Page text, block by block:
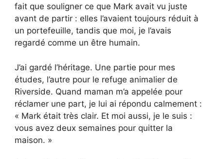
fait que souligner ce que Mark avait vu juste
avant de partir : elles l’avaient toujours réduit à
un portefeuille, tandis que moi, je l’avais
regardé comme un être humain.
J’ai gardé l’héritage. Une partie pour mes
études, l’autre pour le refuge animalier de
Riverside. Quand maman m’a appelée pour
réclamer une part, je lui ai répondu calmement :
« Mark était très clair. Et moi aussi, je le suis :
vous avez deux semaines pour quitter la
maison. »